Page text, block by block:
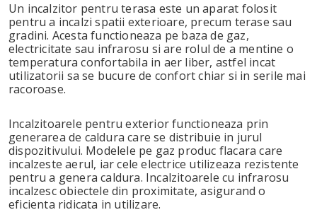
Un incalzitor pentru terasa este un aparat folosit
pentru a incalzi spatii exterioare, precum terase sau
gradini. Acesta functioneaza pe baza de gaz,
electricitate sau infrarosu si are rolul de a mentine o
temperatura confortabila in aer liber, astfel incat
utilizatorii sa se bucure de confort chiar si in serile mai
racoroase.
Incalzitoarele pentru exterior functioneaza prin
generarea de caldura care se distribuie in jurul
dispozitivului. Modelele pe gaz produc flacara care
incalzeste aerul, iar cele electrice utilizeaza rezistente
pentru a genera caldura. Incalzitoarele cu infrarosu
incalzesc obiectele din proximitate, asigurand o
eficienta ridicata in utilizare.